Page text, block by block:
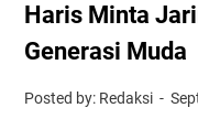
Haris Minta
Generasi Muda
Posted by: Redaksi